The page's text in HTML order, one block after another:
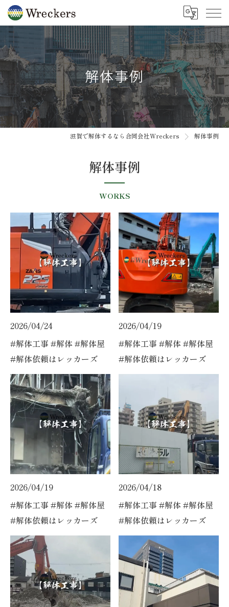
解体事例
滋賀で解体するなら合同会社Wreckers 解体事例
WORKS
解体事例
2026/04/24
#解体工事 #解体 #解体屋
#解体依頼はレッカーズ
2026/04/19
#解体工事 #解体 #解体屋
#解体依頼はレッカーズ
2026/04/19
#解体工事 #解体 #解体屋
#解体依頼はレッカーズ
2026/04/18
#解体工事 #解体 #解体屋
#解体依頼はレッカーズ